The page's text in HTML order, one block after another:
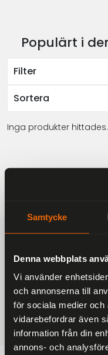
Samtycke
Denna webbplats
Vi använder
och annonserna till
för sociala medier
vidarebefordrar även
information från din
annons- och
Populärt i
Filter
Sortera
Inga produkter hittades.
FRAKTFRITT
Inom
SÄKRA
Betalkort,